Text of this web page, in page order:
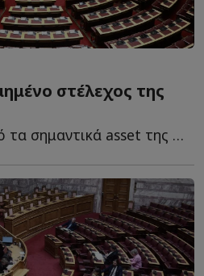
στέλεχος της
Κάποτε ήταν ένα από τα σημαντικά asset της Αριστεράς. Τ...